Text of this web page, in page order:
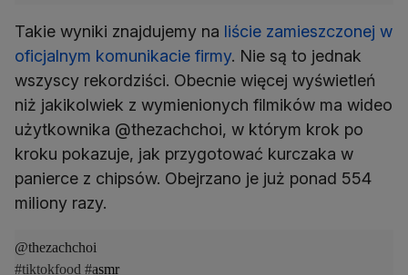
Takie wyniki znajdujemy na liście zamieszczonej w
oficjalnym komunikacie firmy. Nie są to jednak
wszyscy rekordziści. Obecnie więcej wyświetleń
niż jakikolwiek z wymienionych filmików ma wideo
użytkownika @thezachchoi, w którym krok po
kroku pokazuje, jak przygotować kurczaka w
panierce z chipsów. Obejrzano je już ponad 554
miliony razy.
@thezachchoi
#tiktokfood #asmr